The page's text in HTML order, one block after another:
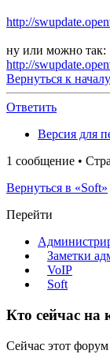
http://
ну или можно так:
http://
Вернуться к началу
Ответить
Версия для
1 сообщение •
Вернуться в «Soft»
Перейти
Заметки
VoIP
Soft
Кто сейчас на
Сейчас этот